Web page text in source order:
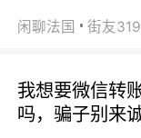
闲聊法国
我想要微信转
吗，骗子别来